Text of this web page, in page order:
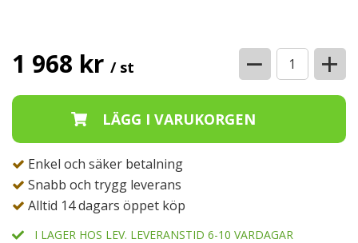
1 968 kr / st − +
Enkel och säker betalning
Snabb och trygg leverans
Alltid 14 dagars öppet köp
I LAGER HOS LEV. LEVERANSTID 6-10 VARDAGAR